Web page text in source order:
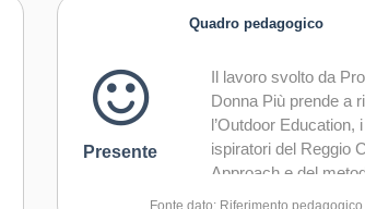
Capacità di lavorare
modalità collaborativa
sia in maniera
Capacità di
Quadro pedagogico
Presente
Il lavoro svolto da
Donna Più prende a
l’Outdoor Education,
ispiratori del Reggio
Approach e del
Montessori.